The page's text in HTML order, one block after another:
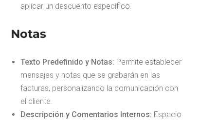
aplicar un descuento específico.
Notas
Texto Predefinido y Notas: Permite establecer
mensajes y notas que se grabarán en las
facturas, personalizando la comunicación con
el cliente.
Descripción y Comentarios Internos: Espacio